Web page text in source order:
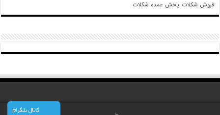
فروش شکلات پخش عمده شکلات
کانال تلگرام